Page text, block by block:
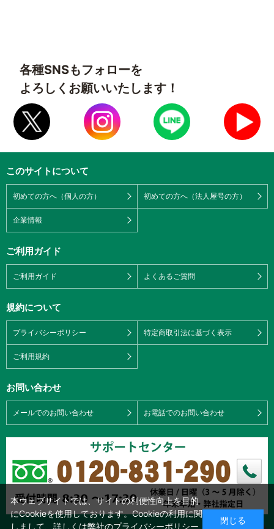
各種SNSもフォローを
よろしくお願いいたします！
このサイトについて
初めての方へ（個人の方） 初めての方へ（法人屋号の方）
企業情報
ご利用ガイド
ご利用ガイド よくあるご質問
規約について
プライバシーポリシー 特定商取引法に基づく表示
ご利用規約
お問い合わせ
メールでのお問い合わせ お電話でのお問い合わせ
本ウェブサイトでは、サイトの利便性向上を目的
にCookieを使用しております。Cookieの利用に関
しまして、詳しくは弊社のプライバシーポリシー
閉じる